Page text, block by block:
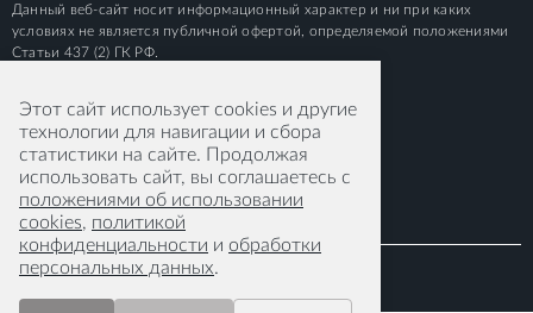
Данный веб-сайт носит информационный характер и ни при каких
условиях не является публичной офертой, определяемой положениями
Статьи 437 (2) ГК РФ.
© 2015-2026 RICOH IMAGING EUROPE S.A.S
Этот сайт использует cookies и другие
технологии для навигации и сбора
статистики на сайте. Продолжая
использовать сайт, вы соглашаетесь с
положениями об использовании
cookies, политикой
конфиденциальности и обработки
персональных данных.